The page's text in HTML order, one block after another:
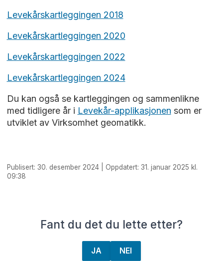
Levekårskartleggingen 2018
Levekårskartleggingen 2020
Levekårskartleggingen 2022
Levekårskartleggingen 2024
Du kan også se kartleggingen og sammenlikne
med tidligere år i Levekår-applikasjonen som er
utviklet av Virksomhet geomatikk.
Publisert: 30. desember 2024 | Oppdatert: 31. januar 2025 kl.
09:38
Fant du det du lette etter?
JA NEI